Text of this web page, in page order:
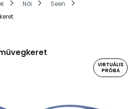
Női
Seen
VIRTUÁLIS
PRÓBA